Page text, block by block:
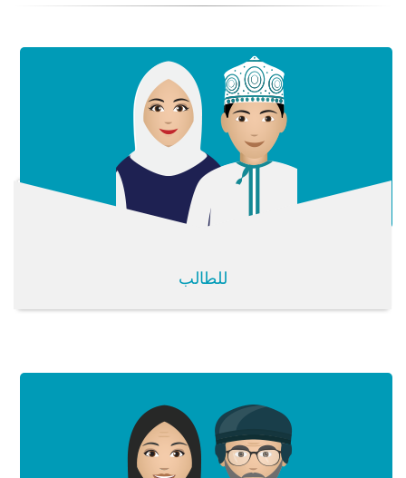
للطالب